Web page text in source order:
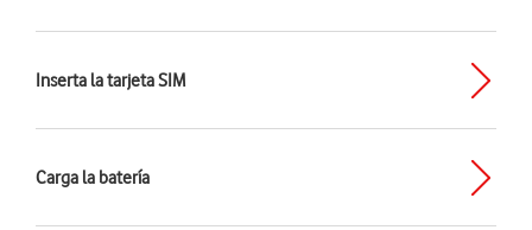
Inserta la tarjeta SIM
Carga la batería